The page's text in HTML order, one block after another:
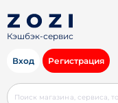
Кэшбэк-сервис
Вход Регистрация